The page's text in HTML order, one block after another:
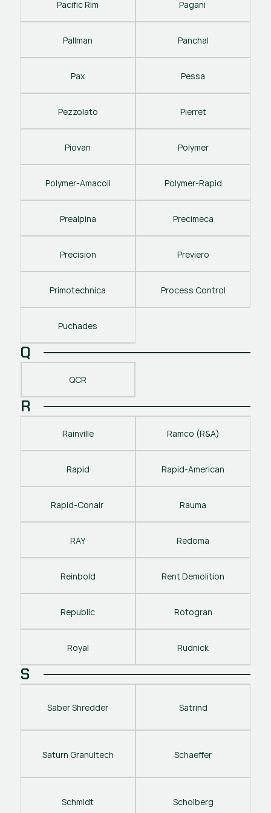
Pacific Rim Pagani
Pallman Panchal
Pax Pessa
Pezzolato Pierret
Piovan Polymer
Polymer-Amacoil Polymer-Rapid
Prealpina Precimeca
Precision Previero
Primotechnica Process Control
Puchades
Q
QCR
R
Rainville Ramco (R&A)
Rapid Rapid-American
Rapid-Conair Rauma
RAY Redoma
Reinbold Rent Demolition
Republic Rotogran
Royal Rudnick
S
Saber Shredder Satrind
Saturn Granultech Schaeffer
Schmidt Scholberg